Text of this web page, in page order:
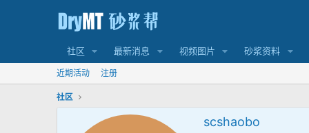
社区 最新消息 视频图片 砂浆资料
近期活动 注册
社区
scshaobo